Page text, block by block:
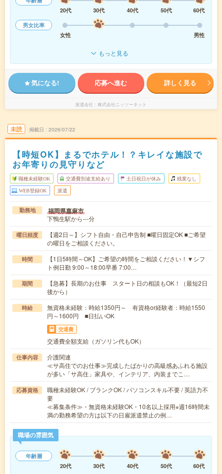
20代
30代 40代 50代
60代
男女比率
女性
男性
もっと見る
気になる! 応募へ進む 詳しく見る
派遣会社 株式会社ニッソーネット
未読 掲載日 2026/07/22
【時短OK】まるでホテル！？キレイな施設で
お年寄りの見守りなど
職種未経験OK 交通費別途支給あり 土日祝日が休み 残業なし
WEB登録OK 派遣
勤務地 福岡県嘉麻市
下鴨生駅から---分
曜日頻度
【週2日～】シフト自由・自己申告制 ■曜日固定OK ■ご希望
の曜日をご相談ください。
時間
【1日5時間～OK】ご希望の時間をご相談ください！▼シフ
ト例日勤 9:00～18:00早番 7:00…
期間
【急募】長期のお仕事 スタート日の相談もOK！（最短2日
後から）
時給
無資格未経験：時給1350円～ 有資格or経験者：時給1550
円～1600円 ■日払いOK
交通費
交通費全額支給（ガソリン代もOK）
仕事内容
介護関連
≪サ高住でのお仕事≫完成したばかりの高級感あふれる施設
が多い「サ高住」家具や、インテリア、内装までこ…
応募資格
職種未経験OK / ブランクOK / パソコンスキル不要 / 英語力不
要
≪募集条件≫・無資格未経験OK・10名以上採用※週16時間未
満の勤務希望の方は以下の日雇派遣禁止の例…
職場の雰囲気
年齢層
20代
30代 40代 50代
60代